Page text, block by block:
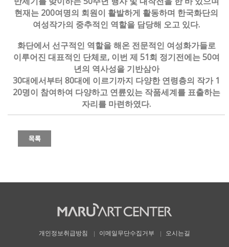
현재는 200여명의 회원이 활발하게 활동하며 한국화단의
여성작가의 중추적인 역할을 담당해 오고 있다.
화단에서 선구적인 역할을 해온 전문적인 여성화가들로
이루어진 대표적인 단체로, 이번 제 51회 정기전에는 50여
년의 역사성을 기반삼아
30대에서부터 80대에 이르기까지 다양한 연령층의 작가 1
20명이 참여하여 다양하고 연륜있는 작품세계를 표출하는
자리를 마련하였다.
개인정보취급방침 이메일무단수집거부 오시는길